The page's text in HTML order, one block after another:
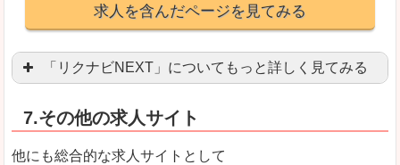
求人を含んだページを見てみる
「リクナビNEXT」についてもっと詳しく見てみる
良いところ
7.その他の求人サイト
他にも総合的な求人サイトとして